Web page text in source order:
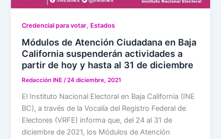
Credencial para votar, Estados
Módulos de Atención Ciudadana en Baja
California suspenderán actividades a
partir de hoy y hasta al 31 de diciembre
Redacción INE/24 diciembre, 2021
El Instituto Nacional Electoral en Baja California (INE
BC), a través de la Vocalía del Registro Federal de
Electores (VRFE) informa que, del 24 al 31 de
diciembre de 2021, los Módulos de Atención